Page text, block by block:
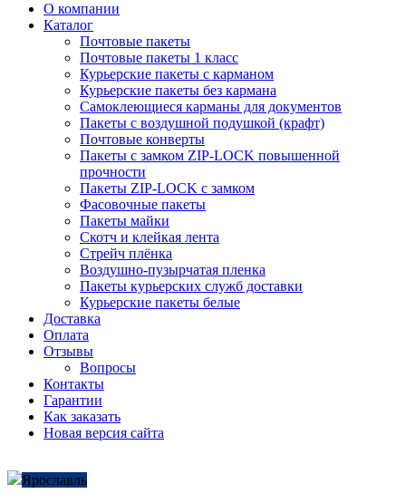
О компании
Каталог
Почтовые пакеты
Почтовые пакеты 1 класс
Курьерские пакеты с карманом
Курьерские пакеты без кармана
Самоклеющиеся карманы для документов
Пакеты с воздушной подушкой (крафт)
Почтовые конверты
Пакеты с замком ZIP-LOCK повышенной
прочности
Пакеты ZIP-LOCK с замком
Фасовочные пакеты
Пакеты майки
Скотч и клейкая лента
Стрейч плёнка
Воздушно-пузырчатая пленка
Пакеты курьерских служб доставки
Курьерские пакеты белые
Доставка
Оплата
Отзывы
Вопросы
Контакты
Гарантии
Как заказать
Новая версия сайта
Ярославль